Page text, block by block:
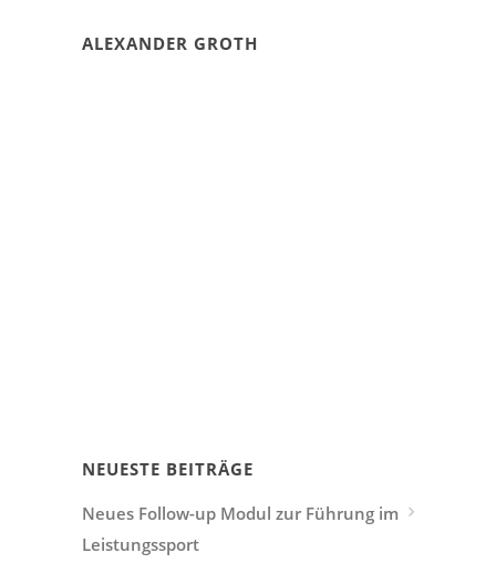
ALEXANDER GROTH
NEUESTE BEITRÄGE
Neues Follow-up Modul zur Führung im
Leistungssport